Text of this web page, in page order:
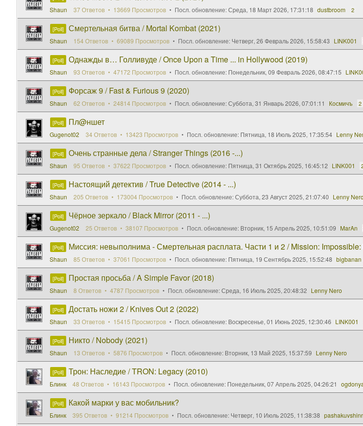
Shaun 37 Ответов 13669 Просмотров Посл. обновление:Среда, 18 Март 2026, 17:31:18 dustbroom 2
[Poll] Смертельная битва / Mortal Kombat (2021)
Shaun 154 Ответов 69089 Просмотров Посл. обновление: Четверг, 26 Февраль 2026, 15:58:43 LINK001
[Poll] Однажды в… Голливуде / Once Upon a Time ... in Hollywood (2019)
Shaun 93 Ответов 47172 Просмотров Посл. обновление: Понедельник, 09 Февраль 2026, 08:47:15
[Poll] Форсаж 9 / Fast & Furious 9 (2020)
Shaun 62 Ответов 24814 Просмотров Посл. обновление:Суббота, 31 Январь 2026, 07:01:11 Космичъ 2
[Poll] Пл@ншет
Gugenot02 34 Ответов 13423 Просмотров Посл. обновление: Пятница, 18 Июль 2025, 17:35:54 Lenny
[Poll] Очень странные дела / Stranger Things (2016 -...)
Shaun 95 Ответов 37622 Просмотров Посл. обновление: Пятница, 31 Октябрь 2025, 16:45:12 LINK001
[Poll] Настоящий детектив / True Detective (2014 - ...)
Shaun 205 Ответов 173004 Просмотров Посл. обновление:Суббота, 23 Август 2025, 21:07:40 Lenny Nero
[Poll] Чёрное зеркало / Black Mirror (2011 - ...)
Gugenot02 25 Ответов 38107 Просмотров Посл. обновление: Вторник, 15 Апрель 2025, 10:51:09 MarAn
[Poll] Миссия: невыполнима - Смертельная расплата. Части 1 и 2 / Mission:
Shaun 85 Ответов 37061 Просмотров Посл. обновление: Пятница, 19 Сентябрь 2025, 15:52:48 bigbanan
[Poll] Простая просьба / A Simple Favor (2018)
Shaun 8 Ответов 4787 Просмотров Посл. обновление:Среда, 16 Июль 2025, 20:48:32 Lenny Nero
[Poll] Достать ножи 2 / Knives Out 2 (2022)
Shaun 33 Ответов 15415 Просмотров Посл. обновление: Воскресенье, 01 Июнь 2025, 12:30:46 LINK001
[Poll] Никто / Nobody (2021)
Shaun 13 Ответов 5876 Просмотров Посл. обновление: Вторник, 13 Май 2025, 15:37:59 Lenny Nero
[Poll] Трон: Наследие / TRON: Legacy (2010)
Блинк 48 Ответов 16143 Просмотров Посл. обновление: Понедельник, 07 Апрель 2025, 04:26:21
[Poll] Какой марки у вас мобильник?
Блинк 395 Ответов 91214 Просмотров Посл. обновление: Четверг, 10 Июль 2025, 11:38:38